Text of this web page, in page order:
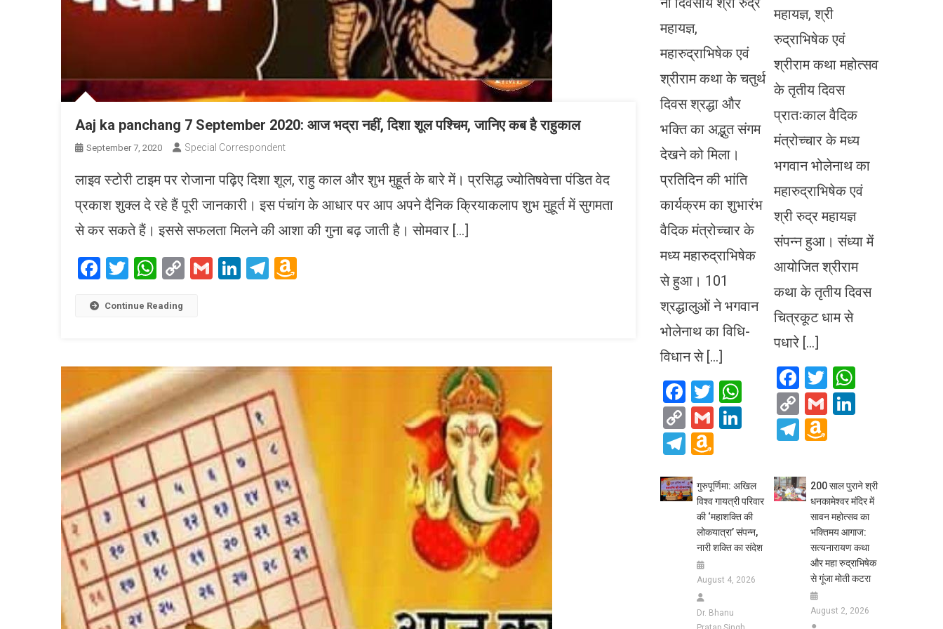
Aaj ka panchang 7 September 2020: आज भद्रा नहीं, दिशा शूल पश्चिम, जानिए कब है राहुकाल
September 7, 2020 Special Correspondent
लाइव स्टोरी टाइम पर रोजाना पढ़िए दिशा शूल, राहु काल और शुभ मुहूर्त के बारे में। प्रसिद्ध ज्योतिषवेत्ता पंडित वेद
प्रकाश शुक्ल दे रहे हैं पूरी जानकारी। इस पंचांग के आधार पर आप अपने दैनिक क्रियाकलाप शुभ मुहूर्त में सुगमता
से कर सकते हैं। इससे सफलता मिलने की आशा की गुना बढ़ जाती है। सोमवार […]
Facebook
Twitter
WhatsApp
CopyGmailLinkedIn
Telegram
Continue Reading
महायज्ञ,
महारुद्राभिषेक एवं
श्रीराम कथा के चतुर्थ
दिवस श्रद्धा और
भक्ति का अद्भुत संगम
देखने को मिला।
प्रतिदिन की भांति
कार्यक्रम का शुभारंभ
वैदिक मंत्रोच्चार के
मध्य महारुद्राभिषेक
से हुआ। 101
श्रद्धालुओं ने भगवान
भोलेनाथ का विधि-
विधान से […]
Facebook
TwitterWhatsApp
Copy
Link
GmailLinkedIn
Telegram
Amazon
List
महायज्ञ, श्री
रुद्राभिषेक एवं
श्रीराम कथा महोत्सव
के तृतीय दिवस
प्रातःकाल वैदिक
मंत्रोच्चार के मध्य
भगवान भोलेनाथ का
महारुद्राभिषेक एवं
श्री रुद्र महायज्ञ
संपन्न हुआ। संध्या में
आयोजित श्रीराम
कथा के तृतीय दिवस
चित्रकूट धाम से
पधारे […]
Facebook
Twitter
Copy
Link
Gmail
Telegram
List
गुरुपूर्णिमा: अखिल
विश्व गायत्री परिवार
की ‘महाशक्ति की
लोकयात्रा’ संपन्न,
नारी शक्ति का संदेश
August 4, 2026
Dr. Bhanu
200 साल पुराने श्री
धनकामेश्वर मंदिर में
सावन महोत्सव का
भक्तिमय आगाज:
सत्यनारायण कथा
और महा रुद्राभिषेक
से गूंजा मोती कटरा
August 2, 2026